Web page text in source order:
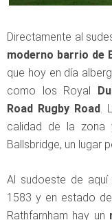
Directamente al
moderno barrio de
que hoy en día
como los Royal
Road Rugby Road
calidad de la zona
Ballsbridge, un lugar
Al sudoeste de
1583 y en estado
Rathfarnham hay un